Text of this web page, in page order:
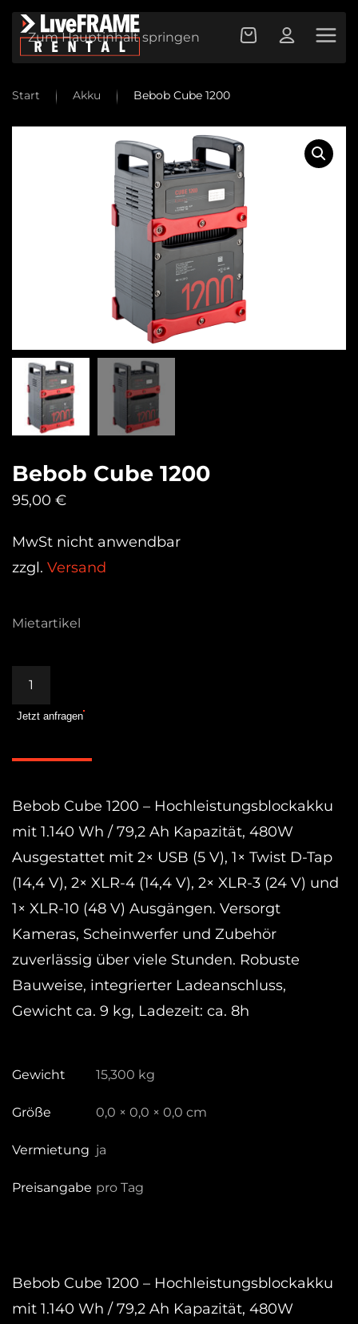
Zum Hauptinhalt springen
Start Akku Bebob Cube 1200
Bebob Cube 1200
95,00 €
MwSt nicht anwendbar
zzgl. Versand
Mietartikel
1200
Jetzt anfragen
Bebob Cube 1200 – Hochleistungsblockakku
mit 1.140 Wh / 79,2 Ah Kapazität, 480W
Ausgestattet mit 2× USB (5 V), 1× Twist D-Tap
(14,4 V), 2× XLR-4 (14,4 V), 2× XLR-3 (24 V) und
1× XLR-10 (48 V) Ausgängen. Versorgt
Kameras, Scheinwerfer und Zubehör
zuverlässig über viele Stunden. Robuste
Bauweise, integrierter Ladeanschluss,
Gewicht ca. 9 kg, Ladezeit: ca. 8h
Gewicht 15,300 kg
Größe 0,0 × 0,0 × 0,0 cm
Vermietung ja
Preisangabe pro Tag
Bebob Cube 1200 – Hochleistungsblockakku
mit 1.140 Wh / 79,2 Ah Kapazität, 480W